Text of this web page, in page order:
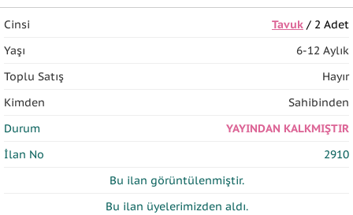
Cinsi Tavuk/ 2 Adet
Yaşı
6-12 Aylık
Toplu Satış
Hayır
Kimden
Sahibinden
Durum
YAYINDAN KALKMIŞTIR
İlan No
2910
Bu ilan görüntülenmiştir.
Bu ilan üyelerimizden aldı.